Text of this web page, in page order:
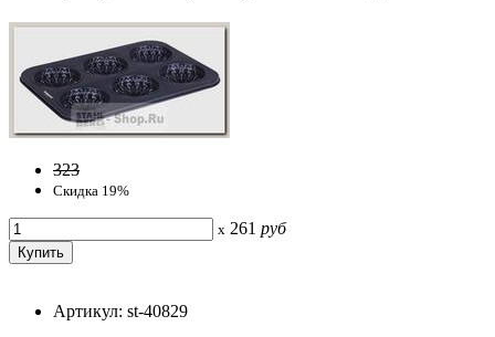
323
Скидка 19%
x 261 руб
Артикул: st-40829